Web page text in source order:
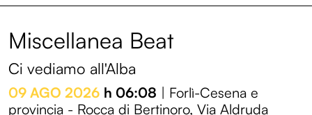
Miscellanea Beat
Ci vediamo all'Alba
09 AGO 2026 h 06:08 | Forlì-Cesena e
provincia - Rocca di Bertinoro, Via Aldruda